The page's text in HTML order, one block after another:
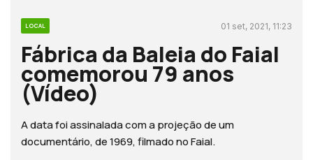
LOCAL 01 set, 2021, 11:23
Fábrica da Baleia do Faial
comemorou 79 anos
(Vídeo)
A data foi assinalada com a projeção de um
documentário, de 1969, filmado no Faial.